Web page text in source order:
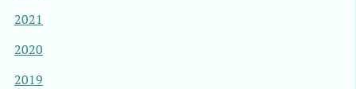
2021
2020
2019